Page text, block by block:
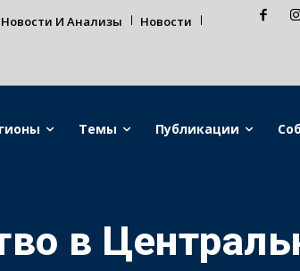
Новости И Анализы Новости
Темы Публикации
в